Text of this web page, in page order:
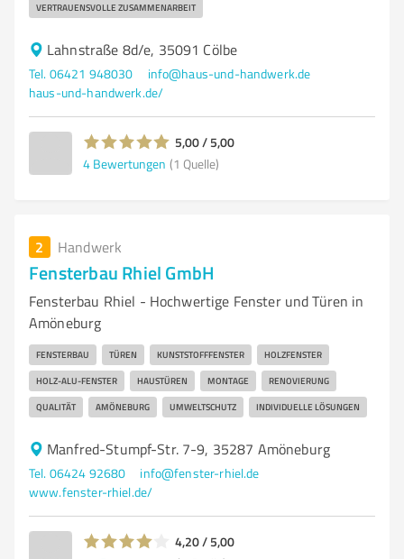
VERTRAUENSVOLLE ZUSAMMENARBEIT
Lahnstraße 8d/e, 35091 Cölbe
Tel. 06421 948030
info@haus-und-handwerk.de
haus-und-handwerk.de/
5,00 / 5,00
4 Bewertungen (1 Quelle)
2 Handwerk
Fensterbau Rhiel GmbH
Fensterbau Rhiel - Hochwertige Fenster und Türen in
Amöneburg
FENSTERBAU TÜREN KUNSTSTOFFFENSTER HOLZFENSTER
HOLZ-ALU-FENSTER HAUSTÜREN MONTAGE RENOVIERUNG
QUALITÄT AMÖNEBURG UMWELTSCHUTZ INDIVIDUELLE LÖSUNGEN
Manfred-Stumpf-Str. 7-9, 35287 Amöneburg
Tel. 06424 92680
info@fenster-rhiel.de
www.fenster-rhiel.de/
4,20 / 5,00